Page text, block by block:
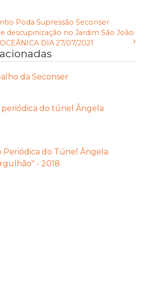
Poda Supressão Seconser
descupinização no Jardim São João
DIA 27/07/2021
da Seconser
periódica do túnel Ângela
Periódica do Túnel Ângela
- 2018